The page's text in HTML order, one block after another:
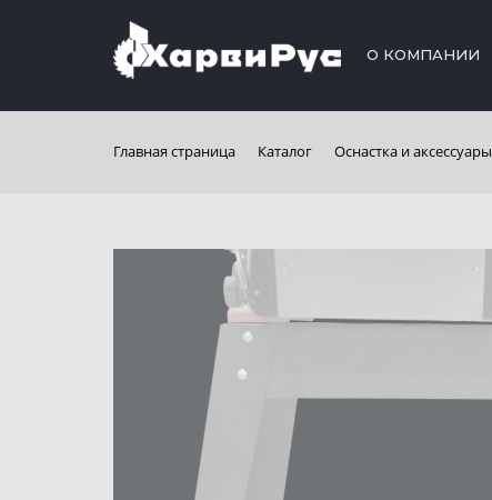
О КОМПАНИИ
Главная страница Каталог Оснастка и аксессуары